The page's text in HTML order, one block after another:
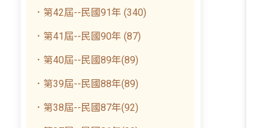
．第42屆--民國91年 (340)
．第41屆--民國90年 (87)
．第40屆--民國89年(89)
．第39屆--民國88年(89)
．第38屆--民國87年(92)